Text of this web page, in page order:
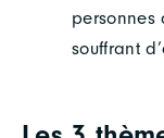
personnes
souffrant